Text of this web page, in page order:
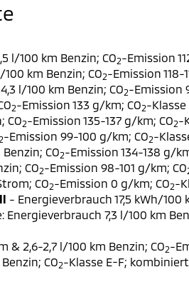
l/100 km Benzin; CO2-Emission
km Benzin; CO2-Emission 118-
l/100 km Benzin; CO2-Emission
2-Emission 133 g/km; CO2-Klasse
CO2-Emission 135-137 g/km; CO2-
2-Emission 99-100 g/km; CO2-
CO2-Emission 134-138 g/
CO2-Emission 98-101 g/km; CO
CO2-Emission 0 g/km; CO2-
- Energieverbrauch 17,5 kWh/100
7,3 l/100 km
& 2,6-2,7 l/100 km Benzin; CO2-
CO2-Klasse E-F;